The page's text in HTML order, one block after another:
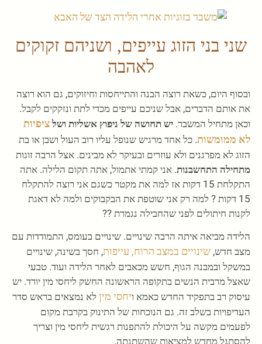
שני בני הזוג עייפים, ושניהם זקוקים
לאהבה
ובסוף היום, כשאת רוצה הבנה והתייחסות וחיזוקים, גם הוא רוצה
את אותם הדברים, אבל שניכם עייפים מכדי לתת ונזקקים לקבל.
וכאן מתחיל המשבר. יש תחושה של ניפוץ אשליות ושלציפיות
לא ממומשות. כל אחד מרגיש שנופל עליו רוב העול ושבן או בת
הזוג לא מפרגנים ולא עוזרים ובעיקר לא מבינים. אצל הרבה זוגות
מתחילה התחשבנות. אני קמתי אתמול, אתה תקום הלילה. אתה
התקלחת 15 דקות אז למה את מקטר כשגם אני רוצה להתקלח
15 דקות ? למה רק אני שוטפת את הבקבוקים ולמה לא דאגת
לקנות חיתולים לפני שהחבילה נגמרת ??
הלידה מביאה איתה הרבה שינויים. שינויים בעומס, התמודדות עם
מצב חדש,שינויים במצב הרוח, עייפות, חסך בשינה, שינויים
במשקל ובמבנה הגוף, חשש מכאבים לאחר הלידה ועוד. טבעי
שאצל מרבית הנשים בתקופה הראשונה החשק ליחסי מין יורד. יש
עיסוק רב בתפקיד החדש כאמא ויחסי מין לא נמצאים בראש סדר
העדיפויות בשלב זה. גם הנוכחות של התינוק בקרבת מקום
לפעמים מקשה על היכולת להתפנות רגשית ליחסי מין וצריך